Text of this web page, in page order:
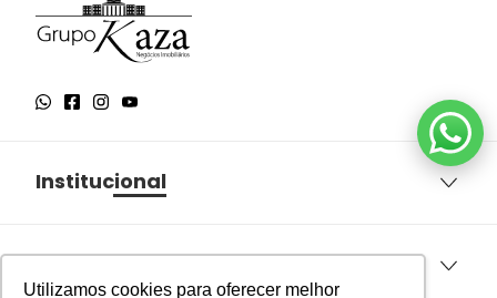
Utilizamos cookies para oferecer melhor
Institucional
Política de Privacidade
Aqui você encontra